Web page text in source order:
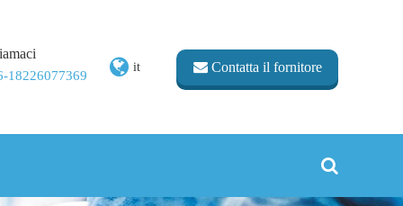
18226077369
it Contatta il fornitore